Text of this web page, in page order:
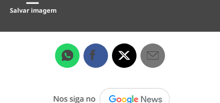
Salvar imagem